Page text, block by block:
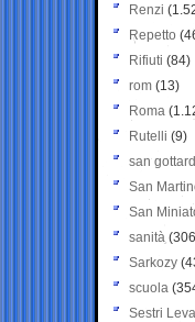
Renzi
Repetto
Rifiuti (84)
rom (13)
Roma
Rutelli (9)
san
San
San
sanità
Sarkozy
scuola
Sestri